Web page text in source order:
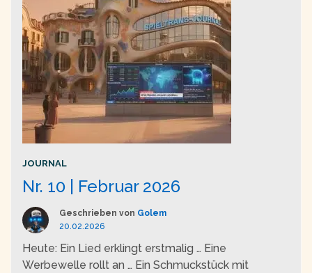
JOURNAL
Nr. 10 | Februar 2026
Geschrieben von Golem
20.02.2026
Heute: Ein Lied erklingt erstmalig … Eine
Werbewelle rollt an … Ein Schmuckstück mit